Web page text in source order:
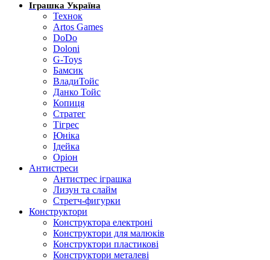
Іграшка Україна
Технок
Artos Games
DoDo
Doloni
G-Toys
Бамсик
ВладиТойс
Данко Тойс
Копиця
Стратег
Тігрес
Юніка
Ідейка
Оріон
Антистреси
Антистрес іграшка
Лизун та слайм
Стретч-фигурки
Конструктори
Конструктора електроні
Конструктори для малюків
Конструктори пластикові
Конструктори металеві